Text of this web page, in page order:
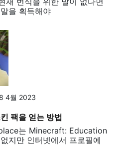
을 획득해야
4월 2023
팩을 얻는 방법
는 Minecraft: Education
지만 인터넷에서 프로필에